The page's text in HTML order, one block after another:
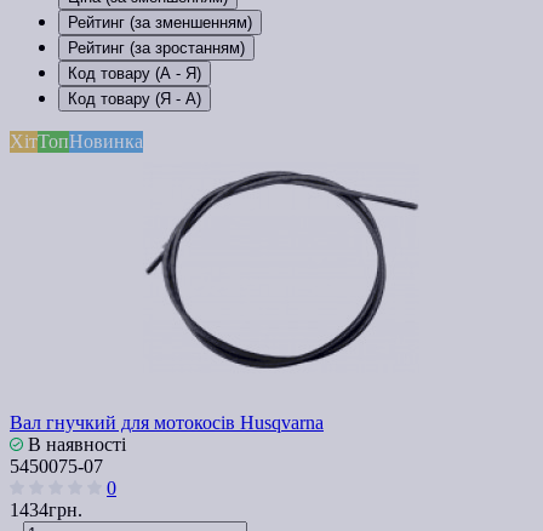
Рейтинг (за зменшенням)
Рейтинг (за зростанням)
Код товару (А - Я)
Код товару (Я - А)
ХітТопНовинка
Вал гнучкий для мотокосів Husqvarna
В наявності
5450075-07
0
1434грн.